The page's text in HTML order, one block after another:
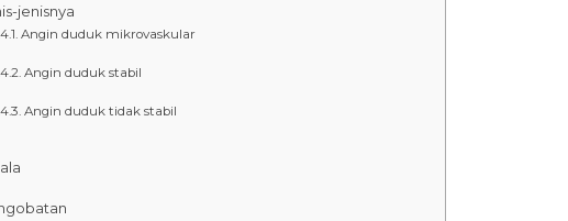
jenisnya
Angin duduk mikrovaskular
Angin duduk stabil
Angin duduk tidak stabil